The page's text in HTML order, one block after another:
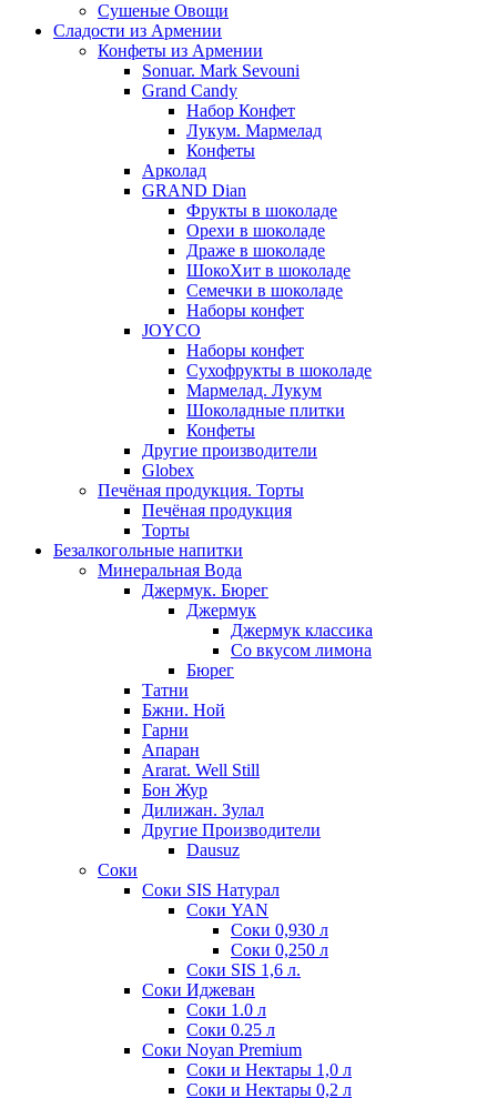
Сушеные Овощи
Сладости из Армении
Конфеты из Армении
Sonuar. Mark Sevouni
Grand Candy
Набор Конфет
Лукум. Мармелад
Конфеты
Арколад
GRAND Dian
Фрукты в шоколаде
Орехи в шоколаде
Драже в шоколаде
ШокоХит в шоколаде
Семечки в шоколаде
Наборы конфет
JOYCO
Наборы конфет
Сухофрукты в шоколаде
Мармелад. Лукум
Шоколадные плитки
Конфеты
Другие производители
Globex
Печёная продукция. Торты
Печёная продукция
Торты
Безалкогольные напитки
Минеральная Вода
Джермук. Бюрег
Джермук
Джермук классика
Со вкусом лимона
Бюрег
Татни
Бжни. Ной
Гарни
Апаран
Ararat. Well Still
Бон Жур
Дилижан. Зулал
Другие Производители
Dausuz
Соки
Соки SIS Натурал
Соки YAN
Соки 0,930 л
Соки 0,250 л
Соки SIS 1,6 л.
Соки Иджеван
Соки 1.0 л
Соки 0.25 л
Соки Noyan Premium
Соки и Нектары 1,0 л
Соки и Нектары 0,2 л